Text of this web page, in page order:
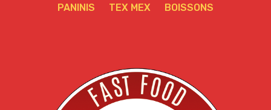
PANINIS TEX MEX BOISSONS